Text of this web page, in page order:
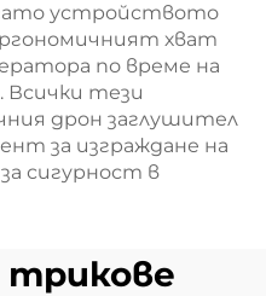
устройството
хват
по време на
тези
дрон заглушител
за изграждане на
сигурност в